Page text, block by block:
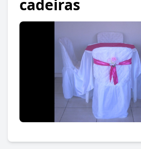
cadeiras